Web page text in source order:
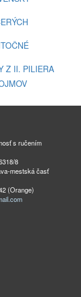
Z II. PILIERA
s ručením
8
mestská časť
(Orange)